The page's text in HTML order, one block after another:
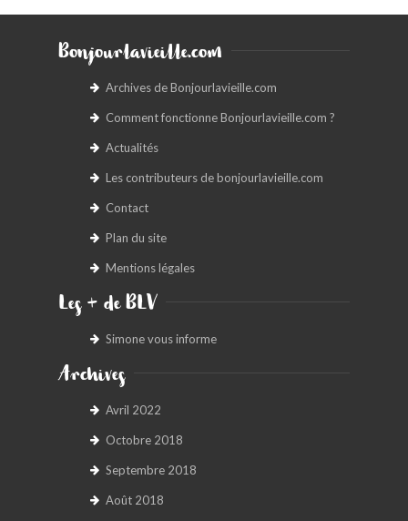
Bonjourlavieille.com
Archives de Bonjourlavieille.com
Comment fonctionne Bonjourlavieille.com ?
Actualités
Les contributeurs de bonjourlavieille.com
Contact
Plan du site
Mentions légales
Les + de BLV
Simone vous informe
Archives
Avril 2022
Octobre 2018
Septembre 2018
Août 2018